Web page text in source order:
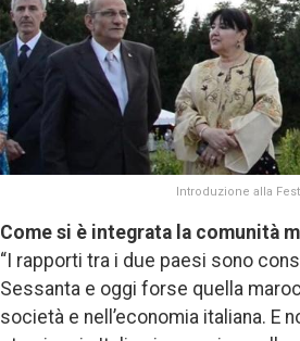
Introduzione alla
Come si è integrata la comunità
“I rapporti tra i due paesi sono
Sessanta e oggi forse quella
società e nell’economia italiana. E